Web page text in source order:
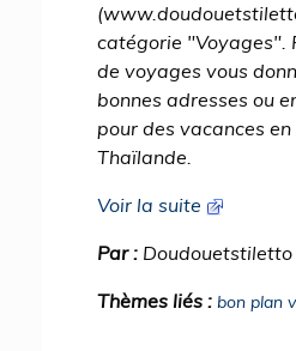
catégorie "Voyages".
de voyages vous
bonnes adresses ou
pour des vacances
Thaïlande.
Voir la suite
Par : Doudouetstiletto
Thèmes liés : bon plan